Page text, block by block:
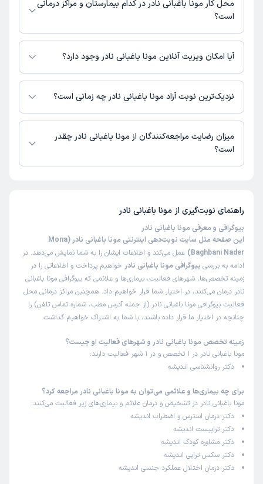
برای وسواس مراجعه کردم واقعا عالی بودند.
مریم 1402/12/21
این پزشک را پیشنهاد میکنم
زمان انتظار:0-15 دقیقه
عالی،دقیق،دلسوز
محل کار مونا باغبانی نادر در کدام بیمارستان و مراکز درمانی
است؟
اطلاعاتی درباره محل فعالیت مونا باغبانی نادر در مراکز درمانی در دسترس نیست.
آیا امکان ویزیت آنلاین مونا باغبانی نادر وجود دارد؟
در حال حاضر مونا باغبانی نادر مشاوره پزشکی تلفنی فعال دارند.
نزدیک‌ترین نوبت آزاد مونا باغبانی نادر چه زمانی است؟
مونا باغبانی نادر از روز دوشنبه 19 مرداد 1405 بیمار جدید می‌پذیرند.
میزان رضایت مراجعه‌کنندگان از مونا باغبانی نادر چقدر
است؟
راهنمای نوبت‌گیری از مونا باغبانی نادر
بیوگرافی و معرفی مونا باغبانی نادر
این صفحه مثل سایت نوبت‌دهی اینترنتی مونا باغبانی نادر (Mona
Baghbani Nader)
عمل می‌کند و اطلاعات ایشان را به شما نمایش می‌دهد. در
ادامه به بررسی بیوگرافی مونا باغبانی نادر خواهیم پرداخت و اطلاعاتی را در
زمینه تخصص‌ها، شهرهای فعالیت، بیماری‌ها و علائمی که بیوگرافی مونا باغبانی
نادر درمان می‌کنند، در اختیار شما قرار خواهیم داد. همچنین مراکز درمانی محل
فعالیت بیوگرافی مونا باغبانی نادر (از جمله آدرس مطب، شماره تماس تلفن) را
چنانچه در اختیار ما قرار داده باشند، با شما به اشتراک خواهیم گذاشت.
زمینه تخصص مونا باغبانی نادر و شهرهای فعالیت او چیست؟
مونا باغبانی نادر در 1 تخصص و در 1 شهر فعالیت دارند:
دکتر روانشناسی اندیشه
برای چه بیماری‌ها و علائمی می‌توان به مونا باغبانی نادر مراجعه کرد؟
مونا باغبانی نادر در تشخیص و درمان علائم و بیماری‌های زیر فعالیت می‌کنند:
دکتر درمان استرس و اضطراب اندیشه
دکتر تراپیست اندیشه
دکتر مشاوره کودک اندیشه
دکتر سکس تراپی اندیشه
دکتر درمان اختلال عملکرد جنسی اندیشه